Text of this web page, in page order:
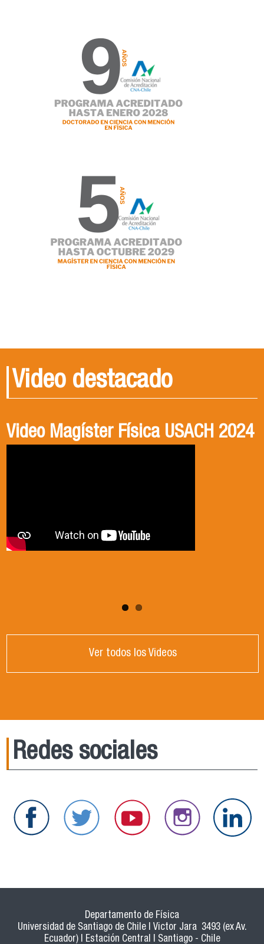
Video destacado
Video Magíster Física USACH 2024
Video Doctorado Física USACH
Ver todos los Videos
Redes sociales
Departamento de Física
Universidad de Santiago de Chile | Victor Jara 3493 (ex Av.
Ecuador) | Estación Central | Santiago - Chile